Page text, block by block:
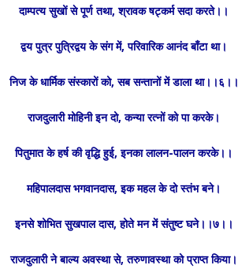
दाम्पत्य सुखों से पूर्ण तथा, श्रावक षट्कर्म सदा करते।।
द्वय पुत्र पुत्रिद्वय के संग में, परिवारिक आनंद बाँटा था।
निज के धार्मिक संस्कारों को, सब सन्तानों में डाला था।।६।।
राजदुलारी मोहिनी इन दो, कन्या रत्नों को पा करके।
पितुमात के हर्ष की वृद्धि हुई, इनका लालन-पालन करके।।
महिपालदास भगवानदास, इक महल के दो स्तंभ बने।
इनसे शोभित सुखपाल दास, होते मन में संतुष्ट घने।।७।।
राजदुलारी ने बाल्य अवस्था से, तरुणावस्था को प्राप्त किया।